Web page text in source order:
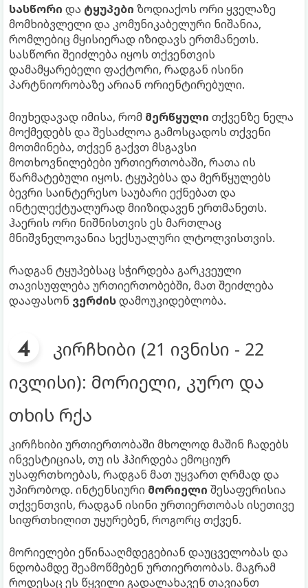
სასწორი და ტყუპები ზოდიაქოს ორი ყველაზე
მომხიბვლელი და კომუნიკაბელური ნიშანია,
რომლებიც მყისიერად იზიდავს ერთმანეთს.
სასწორი შეიძლება იყოს თქვენთვის
დამამყარებელი ფაქტორი, რადგან ისინი
პარტნიორობაზე არიან ორიენტირებული.
მიუხედავად იმისა, რომ მერწყული თქვენზე ნელა
მოქმედებს და შესაძლოა გამოსცადოს თქვენი
მოთმინება, თქვენ გაქვთ მსგავსი
მოთხოვნილებები ურთიერთობაში, რათა ის
წარმატებული იყოს. ტყუპებსა და მერწყულებს
ბევრი საინტერესო საუბარი ექნებათ და
ინტელექტუალურად მიიზიდავენ ერთმანეთს.
ჰაერის ორი ნიშნისთვის ეს მართლაც
მნიშვნელოვანია სექსუალური ლტოლვისთვის.
რადგან ტყუპებსაც სჭირდება გარკვეული
თავისუფლება ურთიერთობებში, მათ შეიძლება
დააფასონ ვერძისდამოუკიდებლობა.
კირჩხიბი (21 ივნისი - 22
ივლისი): მორიელი, კურო და
თხის რქა
კირჩხიბი ურთიერთობაში მხოლოდ მაშინ ჩადებს
ინვესტიციას, თუ ის ჰპირდება ემოციურ
უსაფრთხოებას, რადგან მათ უყვართ ღრმად და
უპირობოდ. ინტენსიური მორიელი შესაფერისია
თქვენთვის, რადგან ისინი ურთიერთობას ისეთივე
სიფრთხილით უყურებენ, როგორც თქვენ.
მორიელები ეწინააღმდეგებიან დაუცველობას და
ნდობამდე შეამოწმებენ ურთიერთობას. მაგრამ
როდესაც ეს წყვილი გადალახავენ თავიანთ